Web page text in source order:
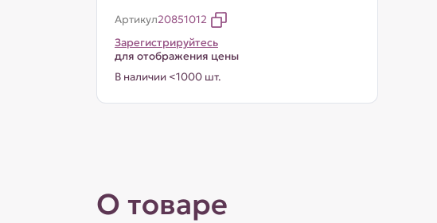
Артикул20851012
Зарегистрируйтесь
для отображения цены
В наличии <1000 шт.
О товаре